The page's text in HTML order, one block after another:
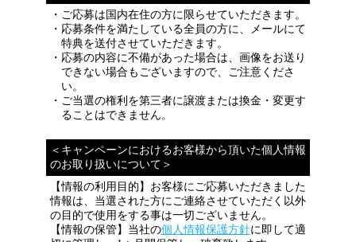
ご応募は国内在住の方に限らせていただきます。
応募条件を満たしている全員の方に、メールにて
特典を送付させていただきます。
応募の内容に不備があった場合は、画像をお送り
できない場合もございますので、ご注意くださ
い。
ご当選の権利を第三者に譲渡または換金・変更す
ることはできません。
＜キャンペーンにおけるお客様から頂いた個人情報
のお取り扱いについて＞
【情報の利用目的】お客様にご応募いただきました
情報は、当選された方にご連絡させていただく以外
の目的で使用をする事は一切ございません。
【情報の保管】当社の個人情報保護方針に即して適